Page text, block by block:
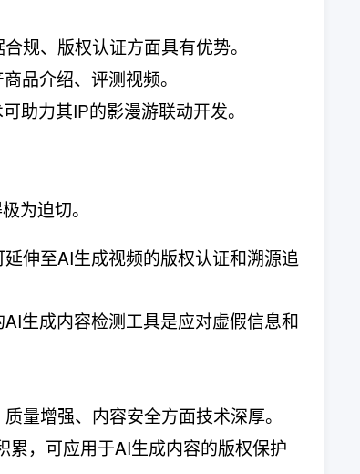
规、版权认证方面具有优势。
品介绍、评测视频。
助力其IP的影漫游联动开发。
为迫切。
伸至AI生成视频的版权认证和溯源追
生成内容检测工具是应对虚假信息和
量增强、内容安全方面技术深厚。
累，可应用于AI生成内容的版权保护